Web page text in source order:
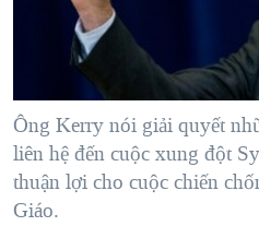
NGƯỜI VIỆT HẢI NGOẠI
ĐỜI SỐNG
KINH TẾ
KHOA HỌC
SỨC KHOẺ
VĂN HOÁ
HÀNH TRÌNH BẦU CỬ 2024
MỘT NĂM CHIẾN TRANH TẠI
GIẢI MÃ VÀNH ĐAI & CON
NGÀY TỊ NẠN THẾ GIỚI
MẠNG XÃ HỘI
Ngôn ngữ khác
Ông Kerry nói giải quyết
liên hệ đến cuộc xung đột
thuận lợi cho cuộc chiến
Giáo.